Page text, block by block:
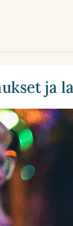
ja